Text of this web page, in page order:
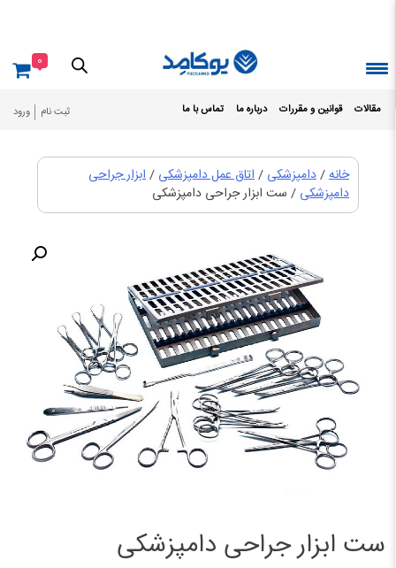
مقالات قوانین و مقررات درباره ما تماس با ما ثبت نام ورود
0
خانه/دامپزشکی /اتاق عمل دامپزشکی /ابزار جراحی
دامپزشکی / ست ابزار جراحی دامپزشکی
ست ابزار جراحی دامپزشکی